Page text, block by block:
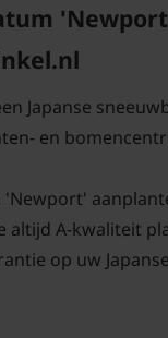
Japanse
en
A-kwaliteit
op uw